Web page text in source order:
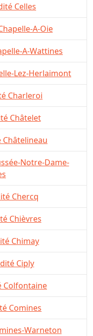
Celles
A-Oie
A-Wattines
Lez-Herlaimont
Charleroi
Châtelet
Notre-Dame-
Chercq
Chièvres
Chimay
Ciply
Colfontaine
Comines
Warneton